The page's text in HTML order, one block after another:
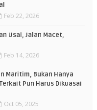
Feb 22, 2026
Usai, Jalan Macet,
Feb 14, 2026
Maritim, Bukan Hanya
Pun Harus Dikuasai
Oct 05, 2025